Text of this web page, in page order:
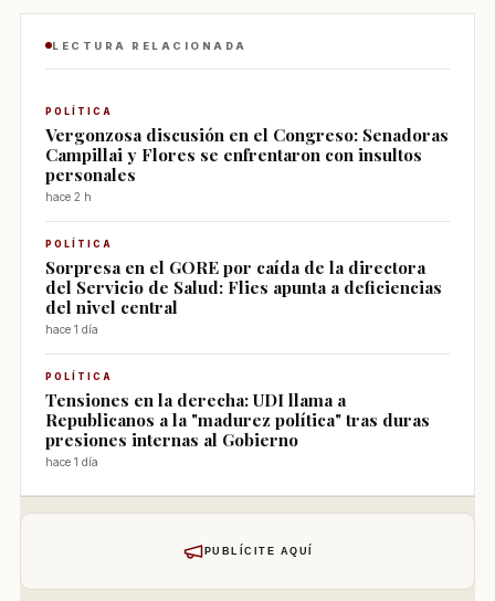
LECTURA RELACIONADA
POLÍTICA
Vergonzosa discusión en el Congreso: Senadoras
Campillai y Flores se enfrentaron con insultos
personales
hace 2 h
POLÍTICA
Sorpresa en el GORE por caída de la directora
del Servicio de Salud: Flies apunta a deficiencias
del nivel central
hace 1 día
POLÍTICA
Tensiones en la derecha: UDI llama a
Republicanos a la "madurez política" tras duras
presiones internas al Gobierno
hace 1 día
PUBLÍCITE AQUÍ